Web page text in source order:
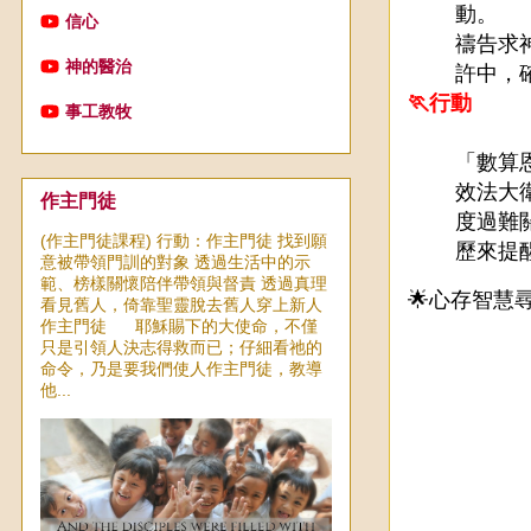
動。
禱告求
許中，
🏃行動
「數
效法大
度過難
歷來提
🌟心存智慧
信心
神的醫治
事工教牧
作主門徒
(作主門徒課程) 行動：作主門徒 找到願
意被帶領門訓的對象 透過生活中的示
範、榜樣關懷陪伴帶領與督責 透過真理
看見舊人，倚靠聖靈脫去舊人穿上新人
作主門徒 耶穌賜下的大使命，不僅
只是引領人決志得救而已；仔細看祂的
命令，乃是要我們使人作主門徒，教導
他...